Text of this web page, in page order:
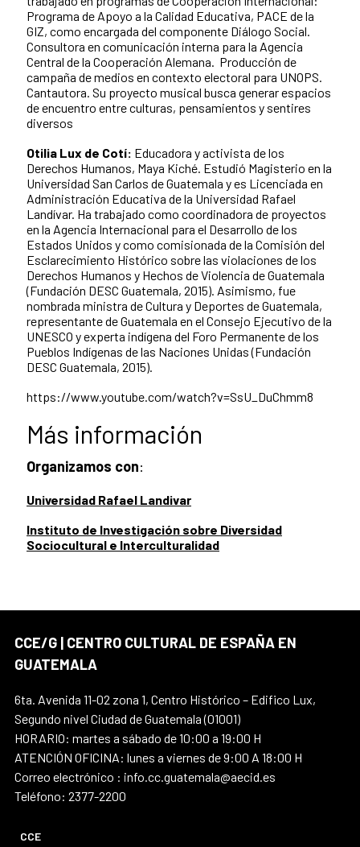
Programa de Apoyo a la Calidad Educativa, PACE de la
GIZ, como encargada del componente Diálogo Social.
Consultora en comunicación interna para la Agencia
Central de la Cooperación Alemana. Producción de
campaña de medios en contexto electoral para UNOPS.
Cantautora. Su proyecto musical busca generar espacios
de encuentro entre culturas, pensamientos y sentires
diversos
Otilia Lux de Cotí: Educadora y activista de los
Derechos Humanos, Maya Kiché. Estudió Magisterio en la
Universidad San Carlos de Guatemala y es Licenciada en
Administración Educativa de la Universidad Rafael
Landívar. Ha trabajado como coordinadora de proyectos
en la Agencia Internacional para el Desarrollo de los
Estados Unidos y como comisionada de la Comisión del
Esclarecimiento Histórico sobre las violaciones de los
Derechos Humanos y Hechos de Violencia de Guatemala
(Fundación DESC Guatemala, 2015). Asimismo, fue
nombrada ministra de Cultura y Deportes de Guatemala,
representante de Guatemala en el Consejo Ejecutivo de la
UNESCO y experta indígena del Foro Permanente de los
Pueblos Indígenas de las Naciones Unidas (Fundación
DESC Guatemala, 2015).
https://www.youtube.com/watch?v=SsU_DuChmm8
Más información
Organizamos con:
Universidad Rafael Landivar
Instituto de Investigación sobre Diversidad
Sociocultural e Interculturalidad
CCE/G | CENTRO CULTURAL DE ESPAÑA EN
GUATEMALA
6ta. Avenida 11-02 zona 1, Centro Histórico – Edifico Lux,
Segundo nivel Ciudad de Guatemala (01001)
HORARIO: martes a sábado de 10:00 a 19:00 H
ATENCIÓN OFICINA: lunes a viernes de 9:00 A 18:00 H
Correo electrónico : info.cc.guatemala@aecid.es
Teléfono: 2377-2200
CCE